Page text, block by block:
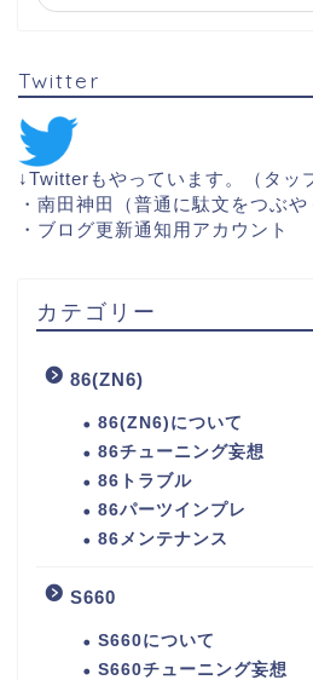
Twitter
↓Twitterもやっています。（タッ
・ 南田神田（普通に駄文をつぶや
・ ブログ更新通知用アカウント
カテゴリー
86(ZN6)
86(ZN6)について
86チューニング妄想
86トラブル
86パーツインプレ
86メンテナンス
S660
S660について
S660チューニング妄想